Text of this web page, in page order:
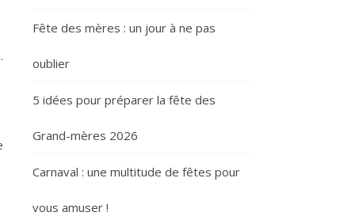
Fête des mères : un jour à ne pas
oublier
5 idées pour préparer la fête des
Grand-mères 2026
Carnaval : une multitude de fêtes pour
vous amuser !